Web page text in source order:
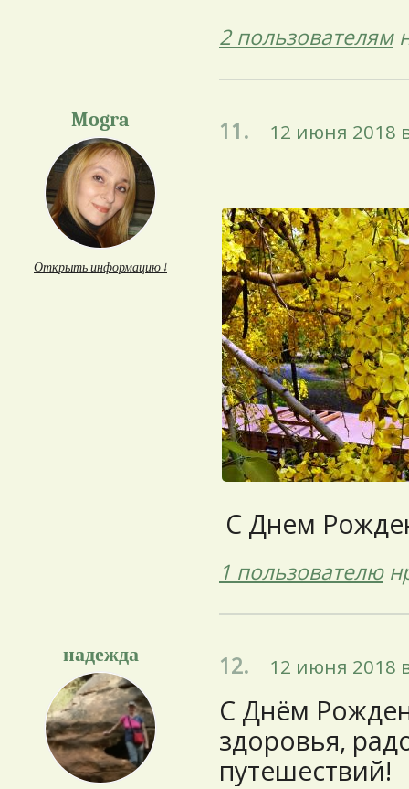
2 пользователям
Mogra
Открыть информацию ↓
11. 12 июня 2018
С Днем
1 пользователю
надежда 12. 12 июня 2018
С Днём
здоровья,
путешествий!